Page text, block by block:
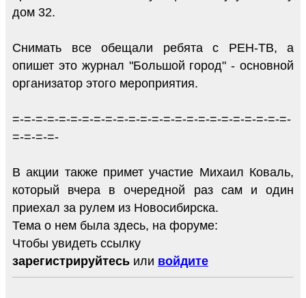
дом 32.
Снимать все обещали ребята с РЕН-ТВ, а
опишет это журнал "Большой город" - основной
организатор этого мероприятия.
=-=-=-=-=-=-=-=-=-=-=-=-=-=-=-=-=-=-=-=-=-=-=-=-
=-=-=-=-
В акции также примет участие Михаил Коваль,
который вчера в очередной раз сам и один
приехал за рулем из Новосибирска.
Тема о нем была здесь, на форуме:
Чтобы увидеть ссылку
зарегистрируйтесь или войдите